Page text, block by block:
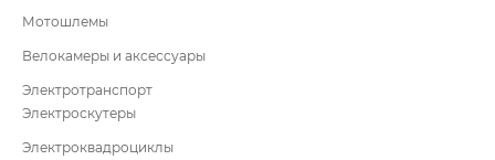
Мотошлемы
Велокамеры и аксессуары
Электротранспорт
Электроскутеры
Электроквадроциклы